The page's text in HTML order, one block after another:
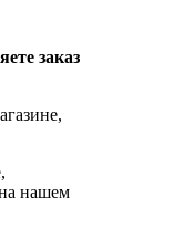
заказ
нашем